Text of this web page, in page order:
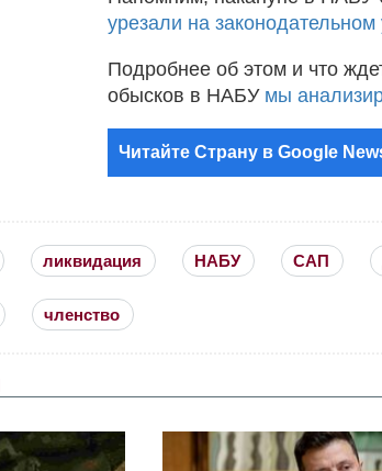
урезали на законодательном
Подробнее об этом и что
обысков в НАБУ мы
Читайте Страну в Google
ликвидация НАБУ САП
членство